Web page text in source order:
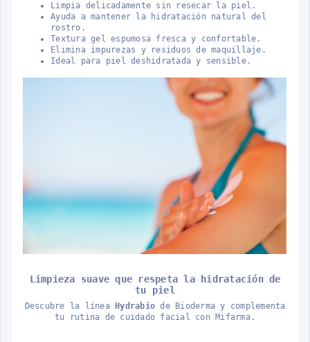
Limpia delicadamente sin resecar la piel.
Ayuda a mantener la hidratación natural del
rostro.
Textura gel espumosa fresca y confortable.
Elimina impurezas y residuos de maquillaje.
Ideal para piel deshidratada y sensible.
Limpieza suave que respeta la hidratación de
tu piel
Descubre la línea Hydrabio de Bioderma y complementa
tu rutina de cuidado facial con Mifarma.